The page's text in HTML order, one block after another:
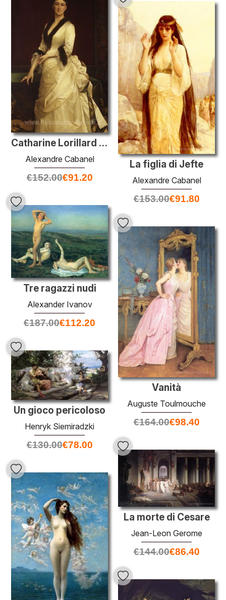
Catharine Lorillard Wolfe
Alexandre Cabanel
€152.00€91.20
La figlia di Jefte
Alexandre Cabanel
€153.00€91.80
Tre ragazzi nudi
Alexander Ivanov
€187.00€112.20
Vanità
Auguste Toulmouche
€164.00€98.40
Un gioco pericoloso
Henryk Siemiradzki
€130.00€78.00
La morte di Cesare
Jean-Leon Gerome
€144.00€86.40